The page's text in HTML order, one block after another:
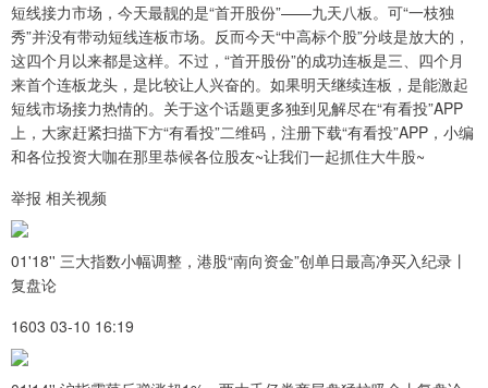
短线接力市场，今天最靓的是“首开股份”——九天八板。可“一枝独
秀”并没有带动短线连板市场。反而今天“中高标个股”分歧是放大的，
这四个月以来都是这样。不过，“首开股份”的成功连板是三、四个月
来首个连板龙头，是比较让人兴奋的。如果明天继续连板，是能激起
短线市场接力热情的。关于这个话题更多独到见解尽在“有看投”APP
上，大家赶紧扫描下方“有看投”二维码，注册下载“有看投”APP，小编
和各位投资大咖在那里恭候各位股友~让我们一起抓住大牛股~
举报 相关视频
01'18'' 三大指数小幅调整，港股“南向资金”创单日最高净买入纪录丨
复盘论
1603 03-10 16:19